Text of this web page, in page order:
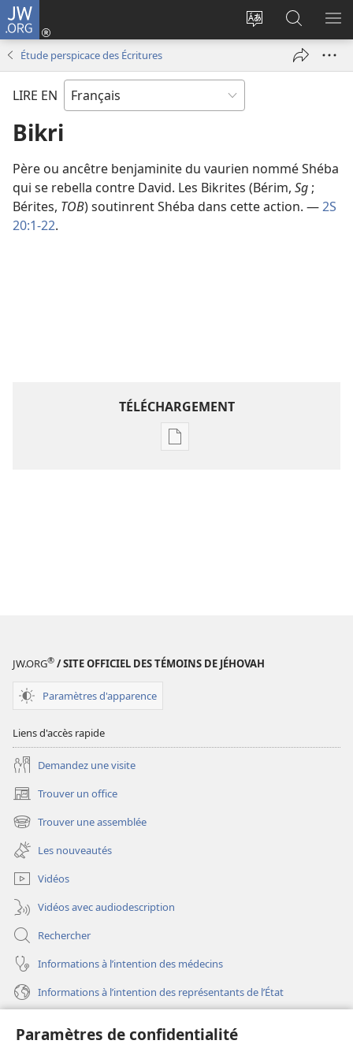
Paramètres de confidentialité
JW.ORG
Changer
langue
Se
connecter
nouvelle
sur
JW.ORG
Étude perspicace des Écritures
LIRE EN
Bikri
Père ou ancêtre benjaminite du vaurien nommé Shéba
qui se rebella contre David. Les Bikrites (Bérim, Sg ;
Bérites, TOB) soutinrent Shéba dans cette action. —2S
20:1-22.
TÉLÉCHARGEMENT
Options
JW.ORG® / SITE OFFICIEL DES TÉMOINS DE JÉHOVAH
Paramètres d'apparence
Liens d'accès rapide
Demandez une visite
Trouver un office
(ouvre
une
nouvelle
fenêtre)
Trouver une assemblée
(ouvre
une
nouvelle
fenêtre)
Les nouveautés
Vidéos
Vidéos avec audiodescription
Rechercher
Informations à l’intention des médecins
Informations à l’intention des représentants de l’État